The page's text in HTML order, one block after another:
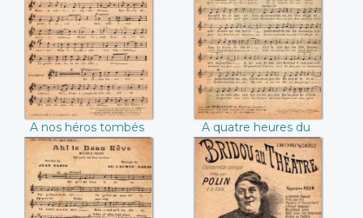
tombés (J.M. Morat)
A nos héros tombés
(J.M. Morat)
du matin (Fernand
Rivers / Henry
Verdun)
A quatre heures du
matin (Fernand
Rivers / Henry
Verdun)
Ah ! Le beau rêve
Bridou au théâtre